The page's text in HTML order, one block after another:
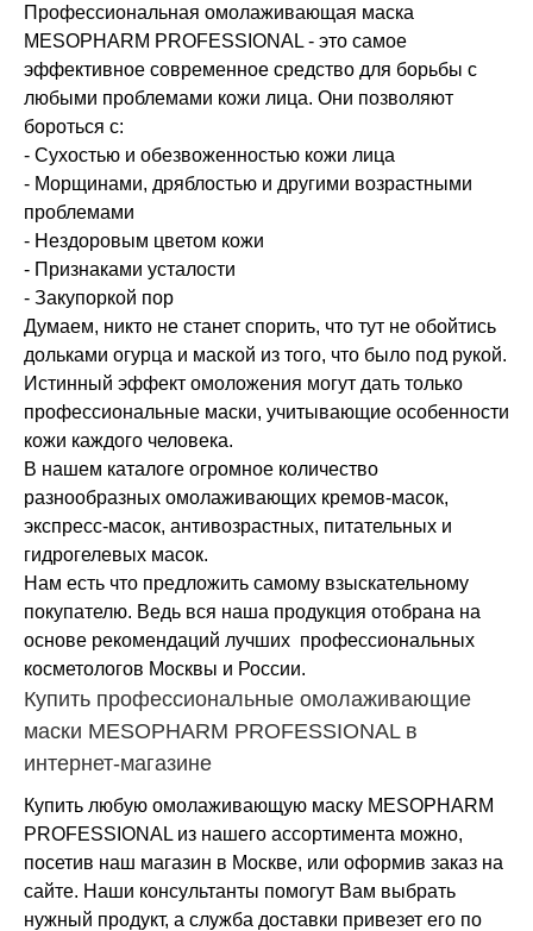
Профессиональная омолаживающая маска
MESOPHARM PROFESSIONAL - это самое
эффективное современное средство для борьбы с
любыми проблемами кожи лица. Они позволяют
бороться с:
- Сухостью и обезвоженностью кожи лица
- Морщинами, дряблостью и другими возрастными
проблемами
- Нездоровым цветом кожи
- Признаками усталости
- Закупоркой пор
Думаем, никто не станет спорить, что тут не обойтись
дольками огурца и маской из того, что было под рукой.
Истинный эффект омоложения могут дать только
профессиональные маски, учитывающие особенности
кожи каждого человека.
В нашем каталоге огромное количество
разнообразных омолаживающих кремов-масок,
экспресс-масок, антивозрастных, питательных и
гидрогелевых масок.
Нам есть что предложить самому взыскательному
покупателю. Ведь вся наша продукция отобрана на
основе рекомендаций лучших профессиональных
косметологов Москвы и России.
Купить профессиональные омолаживающие
маски MESOPHARM PROFESSIONAL в
интернет-магазине
Купить любую омолаживающую маску MESOPHARM
PROFESSIONAL из нашего ассортимента можно,
посетив наш магазин в Москве, или оформив заказ на
сайте. Наши консультанты помогут Вам выбрать
нужный продукт, а служба доставки привезет его по